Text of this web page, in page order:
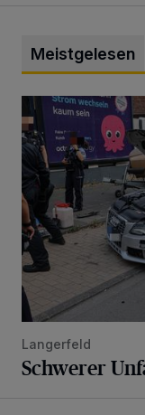
Meistgelesen
Schwerer Unfall
Langerfeld
Schwerer